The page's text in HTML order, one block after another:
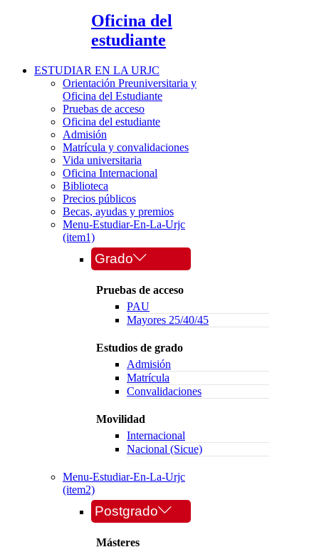
Oficina del
estudiante
ESTUDIAR EN LA URJC
Orientación Preuniversitaria y
Oficina del Estudiante
Pruebas de acceso
Oficina del estudiante
Admisión
Matrícula y convalidaciones
Vida universitaria
Oficina Internacional
Biblioteca
Precios públicos
Becas, ayudas y premios
Menu-Estudiar-En-La-Urjc
(item1)
Grado
Pruebas de acceso
PAU
Mayores 25/40/45
Estudios de grado
Admisión
Matrícula
Convalidaciones
Movilidad
Internacional
Nacional (Sicue)
Menu-Estudiar-En-La-Urjc
(item2)
Postgrado
Másteres